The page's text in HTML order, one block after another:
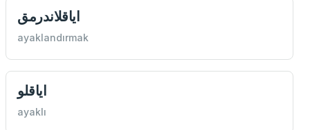
اياقلاندرمق
ayaklandırmak
اياقلو
ayaklı